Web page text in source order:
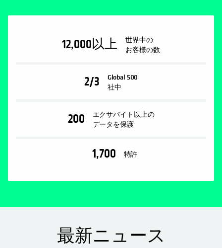
12,000以上
世界中の
お客様の数
2/3
Global 500
社中
200
エクサバイト以上の
データを保護
1,700 特許
最新ニュース